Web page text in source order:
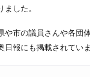
した。
市の議員さんや各団
報にも掲載されていま